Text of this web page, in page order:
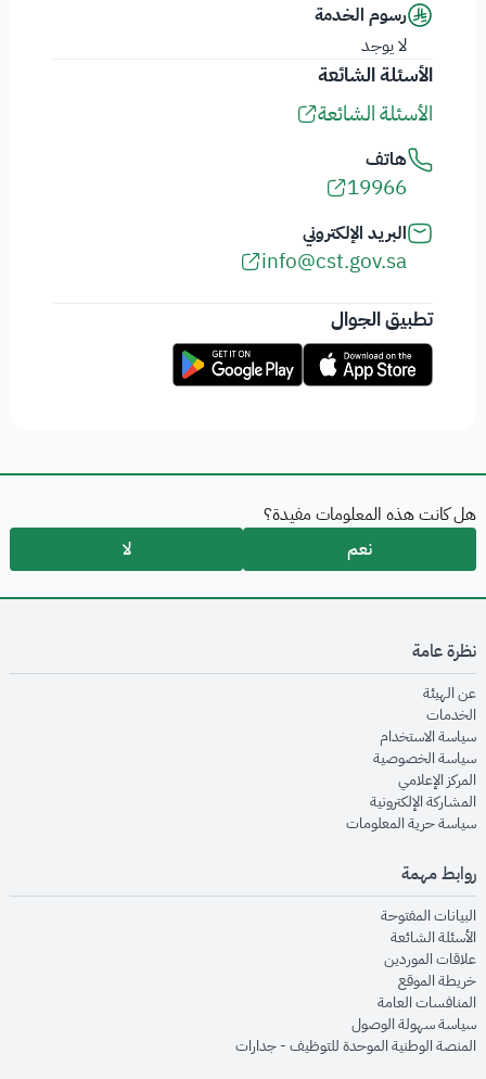
رسوم الخدمة
لا يوجد
الأسئلة الشائعة
الأسئلة الشائعة
هاتف
19966
البريد الإلكتروني
info@cst.gov.sa
تطبيق الجوال
هل كانت هذه المعلومات مفيدة؟
نعم
لا
نظرة عامة
عن الهيئةopens in new window
الخدماتopens in new window
سياسة الاستخدام
سياسة الخصوصيةopens in new window
المركز الإعلاميopens in new window
المشاركة الإلكترونيةopens in new window
سياسة حرية المعلوماتopens in new window
روابط مهمة
البيانات المفتوحةopens in new window
الأسئلة الشائعةopens in new window
علاقات الموردينopens in new window
خريطة الموقعopens in new window
المنافسات العامةopens in new window
سياسة سهولة الوصولopens in new window
المنصة الوطنية الموحدة للتوظيف - جداراتopens in new window